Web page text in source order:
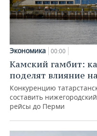
Экономика 00:00
Камский гамбит:
поделят влияние
Конкуренцию
составить
рейсы до Перми